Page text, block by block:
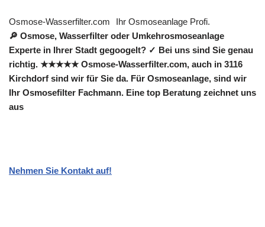
Osmose-Wasserfilter.com
Ihr Osmoseanlage Profi.
🔎 Osmose, Wasserfilter oder Umkehrosmoseanlage
Experte in Ihrer Stadt gegoogelt? ✓ Bei uns sind Sie genau
richtig. ★★★★★ Osmose-Wasserfilter.com, auch in 3116
Kirchdorf sind wir für Sie da. Für Osmoseanlage, sind wir
Ihr Osmosefilter Fachmann. Eine top Beratung zeichnet uns
aus
Nehmen Sie Kontakt auf!